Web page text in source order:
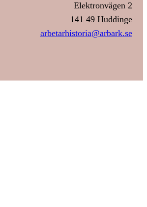
Elektronvägen 2
141 49 Huddinge
arbetarhistoria@arbark.se